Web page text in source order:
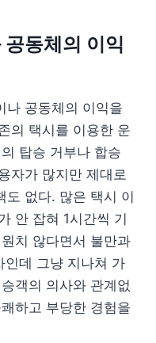
동체의 이익
나 공동체의 이익을
의 택시를 이용한 운
탑승 거부나 합승
자가 많지만 제대로
도 없다. 많은 택시 이
안 잡혀 1시간씩 기
치 않다면서 불만과
인데 그냥 지나쳐 가
객의 의사와 관계없
하고 부당한 경험을